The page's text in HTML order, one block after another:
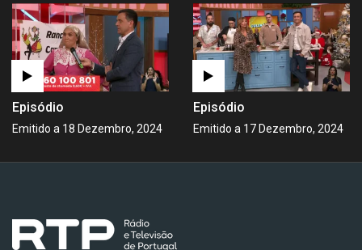
Episódio
Emitido a 18 Dezembro, 2024
Episódio
Emitido a 17 Dezembro, 2024